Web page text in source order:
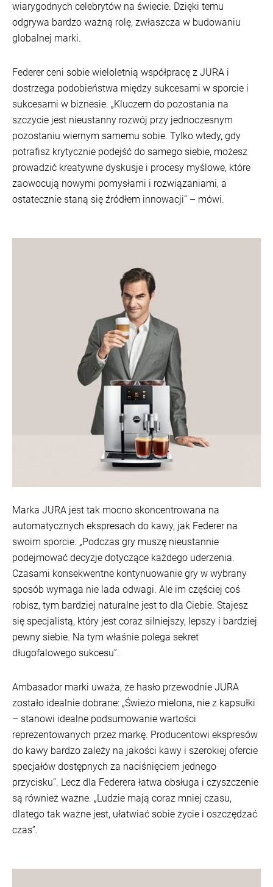
wiarygodnych celebrytów na świecie. Dzięki temu
odgrywa bardzo ważną rolę, zwłaszcza w budowaniu
globalnej marki.
Federer ceni sobie wieloletnią współpracę z JURA i
dostrzega podobieństwa między sukcesami w sporcie i
sukcesami w biznesie. „Kluczem do pozostania na
szczycie jest nieustanny rozwój przy jednoczesnym
pozostaniu wiernym samemu sobie. Tylko wtedy, gdy
potrafisz krytycznie podejść do samego siebie, możesz
prowadzić kreatywne dyskusje i procesy myślowe, które
zaowocują nowymi pomysłami i rozwiązaniami, a
ostatecznie staną się źródłem innowacji” – mówi.
Marka JURA jest tak mocno skoncentrowana na
automatycznych ekspresach do kawy, jak Federer na
swoim sporcie. „Podczas gry muszę nieustannie
podejmować decyzje dotyczące każdego uderzenia.
Czasami konsekwentne kontynuowanie gry w wybrany
sposób wymaga nie lada odwagi. Ale im częściej coś
robisz, tym bardziej naturalne jest to dla Ciebie. Stajesz
się specjalistą, który jest coraz silniejszy, lepszy i bardziej
pewny siebie. Na tym właśnie polega sekret
długofalowego sukcesu”.
Ambasador marki uważa, że hasło przewodnie JURA
zostało idealnie dobrane: „Świeżo mielona, nie z kapsułki
– stanowi idealne podsumowanie wartości
reprezentowanych przez markę. Producentowi ekspresów
do kawy bardzo zależy na jakości kawy i szerokiej ofercie
specjałów dostępnych za naciśnięciem jednego
przycisku”. Lecz dla Federera łatwa obsługa i czyszczenie
są również ważne. „Ludzie mają coraz mniej czasu,
dlatego tak ważne jest, ułatwiać sobie życie i oszczędzać
czas”.